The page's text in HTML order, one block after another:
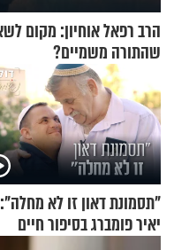
שהתורה משמיים?
"תסמונת דאון זו לא מחלה":
יאיר פומברג בסיפור חיים